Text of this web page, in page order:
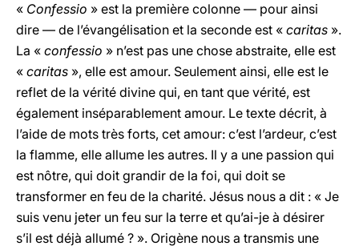
« Confessio » est la première colonne — pour ainsi
dire — de l’évangélisation et la seconde est « caritas ».
La « confessio » n’est pas une chose abstraite, elle est
« caritas », elle est amour. Seulement ainsi, elle est le
reflet de la vérité divine qui, en tant que vérité, est
également inséparablement amour. Le texte décrit, à
l’aide de mots très forts, cet amour: c’est l’ardeur, c’est
la flamme, elle allume les autres. Il y a une passion qui
est nôtre, qui doit grandir de la foi, qui doit se
transformer en feu de la charité. Jésus nous a dit : « Je
suis venu jeter un feu sur la terre et qu’ai-je à désirer
s’il est déjà allumé ? ». Origène nous a transmis une